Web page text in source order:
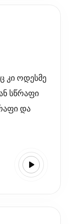
კი ოდესმე
სწრაფი
და